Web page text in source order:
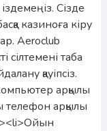
Сізде
казиноға кіру
Aeroclub
сілтемені таба
қауіпсіз.
арқылы
телефон арқылы